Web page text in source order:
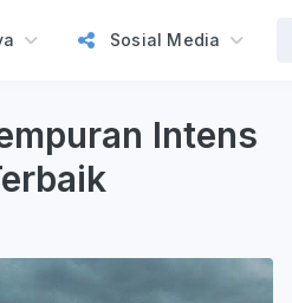
Sosial Media
Intens